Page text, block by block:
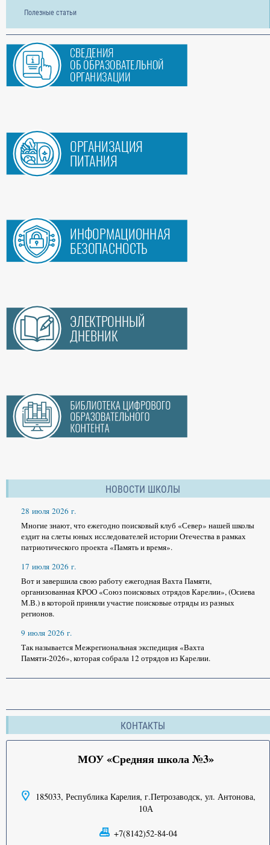
Полезные статьи
НОВОСТИ ШКОЛЫ
28 июля 2026 г.
Многие знают, что ежегодно поисковый клуб «Север» нашей школы
ездит на слеты юных исследователей истории Отечества в рамках
патриотического проекта «Память и время».
17 июля 2026 г.
Вот и завершила свою работу ежегодная Вахта Памяти,
организованная КРОО «Союз поисковых отрядов Карелии», (Осиева
М.В.) в которой приняли участие поисковые отряды из разных
регионов.
9 июля 2026 г.
Так называется Межрегиональная экспедиция «Вахта
Памяти-2026», которая собрала 12 отрядов из Карелии.
КОНТАКТЫ
МОУ «Средняя школа №3»
185033, Республика Карелия, г.Петрозаводск, ул. Антонова,
10А
+7(8142)52-84-04